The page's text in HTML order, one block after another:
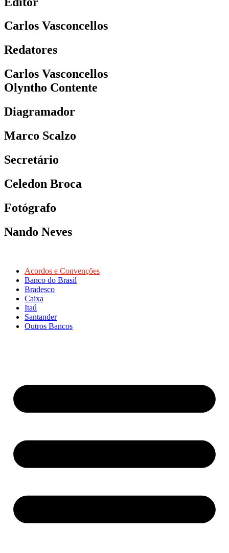
Carlos Vasconcellos
Redatores
Carlos Vasconcellos
Olyntho Contente
Diagramador
Marco Scalzo
Secretário
Celedon Broca
Fotógrafo
Nando Neves
Acordos e Convenções
Banco do Brasil
Bradesco
Caixa
Itaú
Santander
Outros Bancos